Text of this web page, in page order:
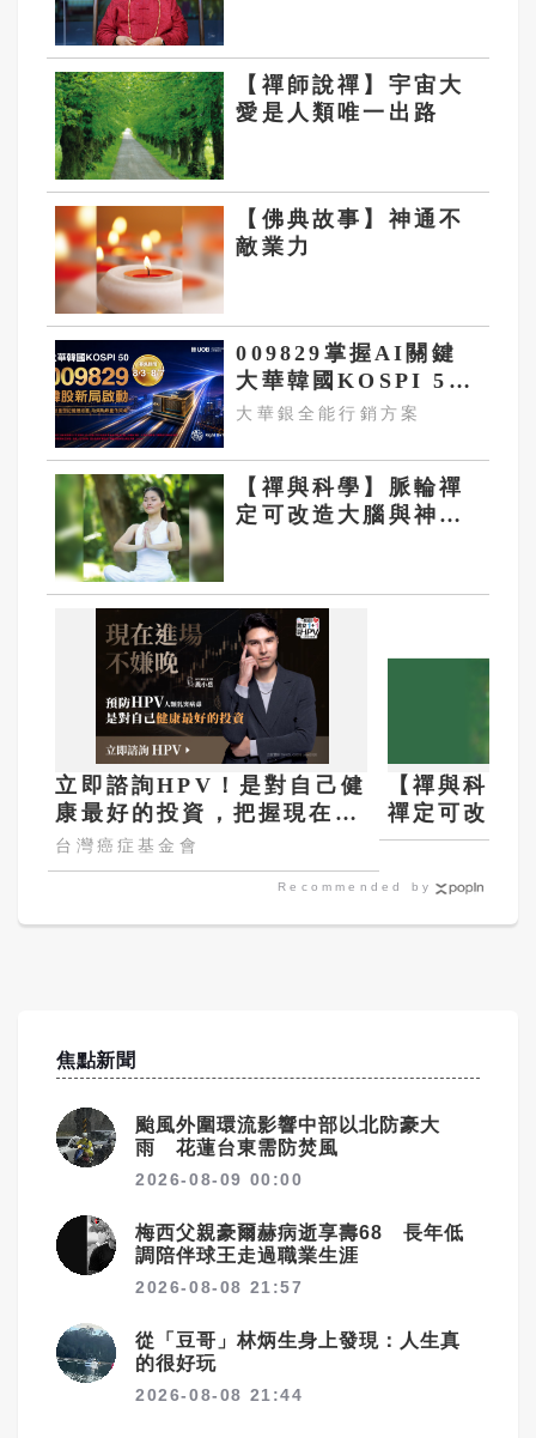
【禪師說禪】宇宙大
愛是人類唯一出路
【佛典故事】神通不
敵業力
009829掌握AI關鍵
大華韓國KOSPI 50
今強勢開募
大華銀全能行銷方案
【禪與科學】脈輪禪
定可改造大腦與神經
立即諮詢HPV！是對自己健
康最好的投資，把握現在不
嫌晚！
台灣癌症基金會
【禪與科學
禪定可改造
統
Recommended by
焦點新聞
颱風外圍環流影響中部以北防豪大
雨 花蓮台東需防焚風
2026-08-09 00:00
梅西父親豪爾赫病逝享壽68 長年低
調陪伴球王走過職業生涯
2026-08-08 21:57
從「豆哥」林炳生身上發現：人生真
的很好玩
2026-08-08 21:44